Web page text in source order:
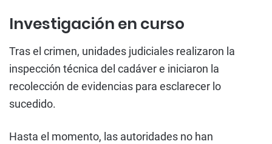
Investigación en curso
Tras el crimen, unidades judiciales realizaron la
inspección técnica del cadáver e iniciaron la
recolección de evidencias para esclarecer lo
sucedido.
Hasta el momento, las autoridades no han